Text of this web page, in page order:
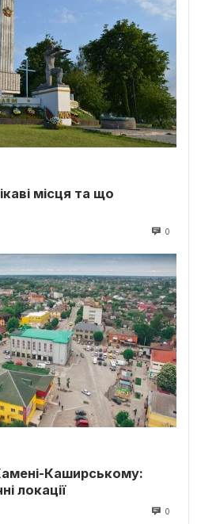
місця та що
0
Каширському:
локації
0